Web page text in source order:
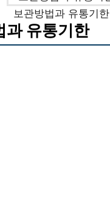
보관방법과 유통기한
과 유통기한